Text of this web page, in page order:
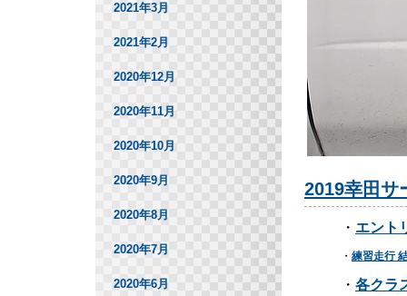
2019幸田サ
・ エント
・ 練習走行
・ 各クラ
2021年3月
2021年2月
2020年12月
2020年11月
2020年10月
2020年9月
2020年8月
2020年7月
2020年6月